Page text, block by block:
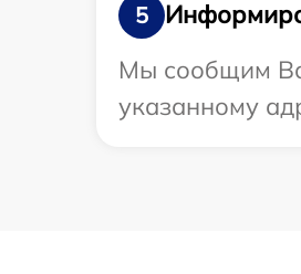
5
Мы сообщим
указанному